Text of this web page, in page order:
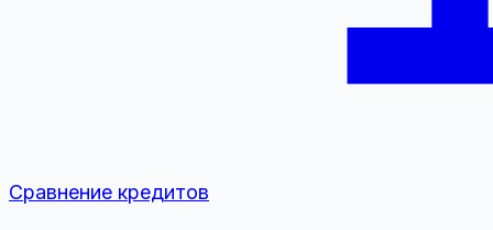
Сравнение кредитов